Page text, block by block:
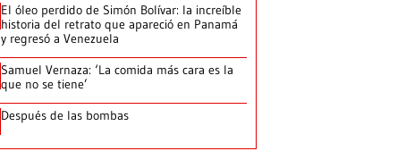
El óleo perdido de Simón Bolívar: la increíble
historia del retrato que apareció en Panamá
y regresó a Venezuela
Samuel Vernaza: ‘La comida más cara es la
que no se tiene’
Después de las bombas